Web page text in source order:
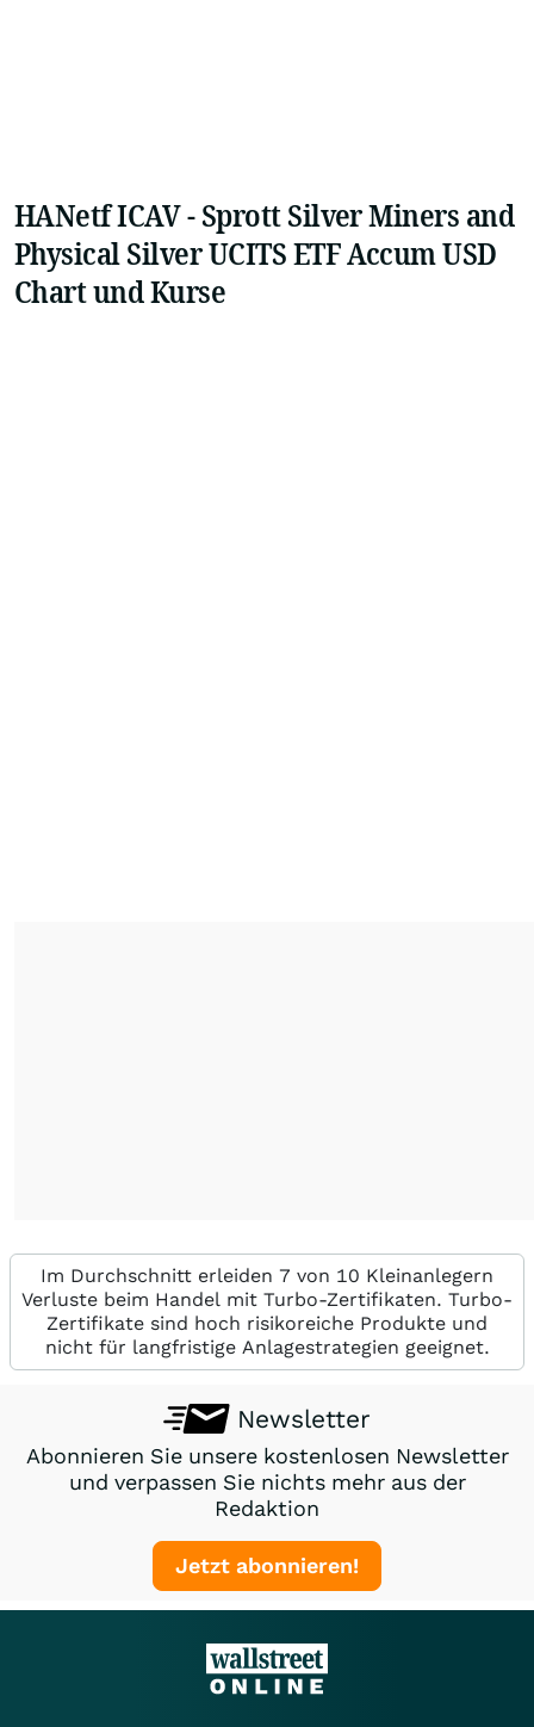
HANetf ICAV - Sprott Silver Miners and
Physical Silver UCITS ETF Accum USD
Chart und Kurse
Im Durchschnitt erleiden 7 von 10 Kleinanlegern
Verluste beim Handel mit Turbo-Zertifikaten. Turbo-
Zertifikate sind hoch risikoreiche Produkte und
nicht für langfristige Anlagestrategien geeignet.
Newsletter
Abonnieren Sie unsere kostenlosen Newsletter
und verpassen Sie nichts mehr aus der
Redaktion
Jetzt abonnieren!